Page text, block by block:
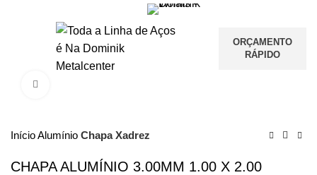
ORÇAMENTO
RÁPIDO
InícioAlumínio Chapa Xadrez
CHAPA ALUMÍNIO 3.00MM 1.00 X 2.00